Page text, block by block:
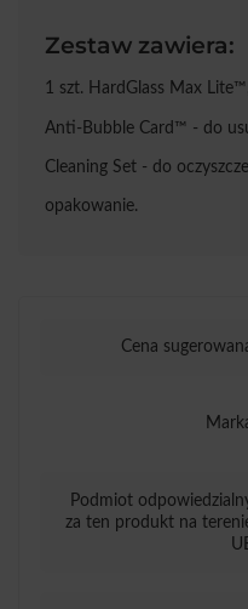
Zestaw zawiera:
1 szt. HardGlass Max Lite™,
Anti-Bubble Card™ - do
Cleaning Set - do
opakowanie.
Cena
Podmiot
za ten produkt na